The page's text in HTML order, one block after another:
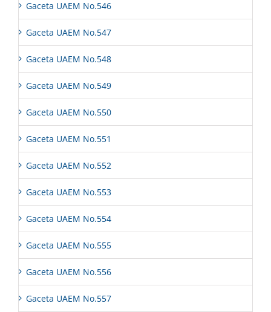
Gaceta UAEM No.546
Gaceta UAEM No.547
Gaceta UAEM No.548
Gaceta UAEM No.549
Gaceta UAEM No.550
Gaceta UAEM No.551
Gaceta UAEM No.552
Gaceta UAEM No.553
Gaceta UAEM No.554
Gaceta UAEM No.555
Gaceta UAEM No.556
Gaceta UAEM No.557